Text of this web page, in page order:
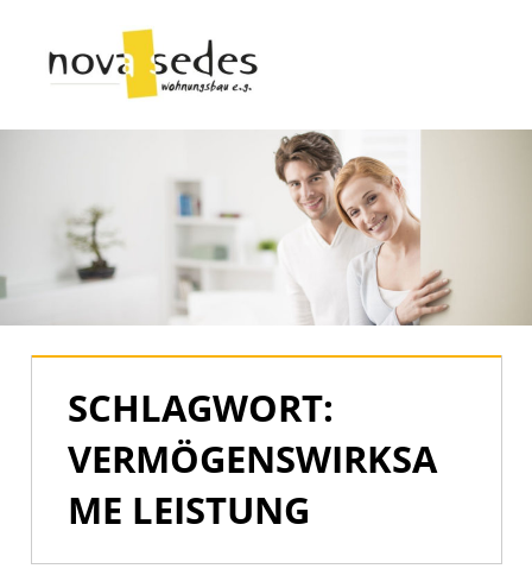
Inhalt
springen
Nova
Der
offizielle
SCHLAGWORT:
VERMÖGENSWIRKSA
ME LEISTUNG